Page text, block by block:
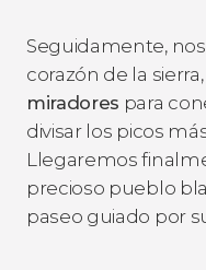
Seguidamente,
corazón de la
miradores para
divisar los picos
Llegaremos
precioso pueblo
paseo guiado por